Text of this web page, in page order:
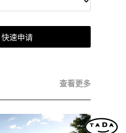
快速申请
查看更多